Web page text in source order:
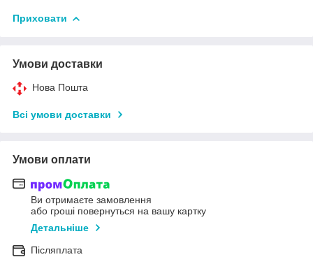
Приховати
Умови доставки
Нова Пошта
Всі умови доставки
Умови оплати
Ви отримаєте замовлення
або гроші повернуться на вашу картку
Детальніше
Післяплата